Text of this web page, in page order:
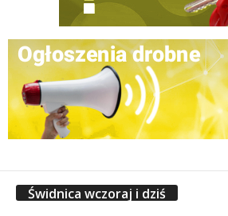
Świdnica wczoraj i dziś